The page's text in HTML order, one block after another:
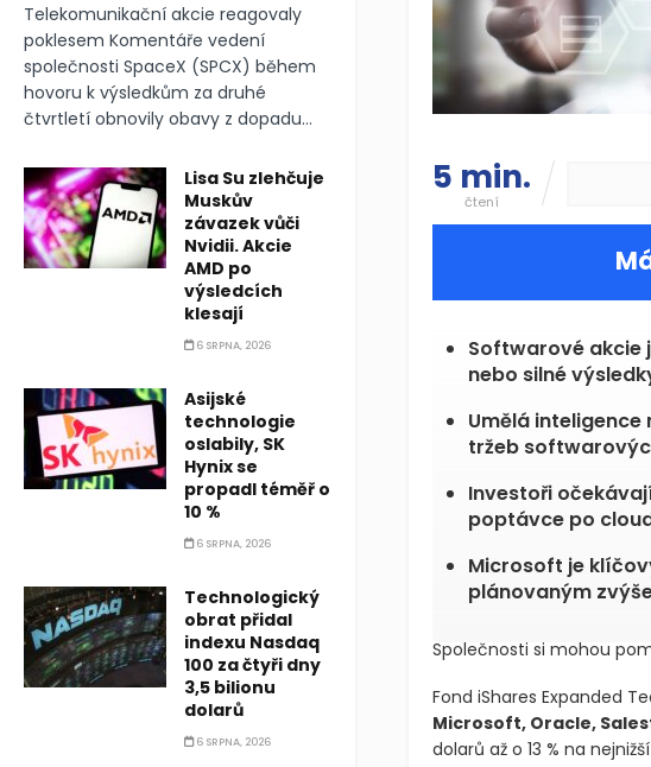
5 min.
čtení
Softwarové akcie
nebo silné
Umělá
tržeb
Investoři
poptávce po
Microsoft je
plánovaným
Společnosti si mohou
Fond iShares Expanded
Microsoft, Oracle,
dolarů až o 13 % na
Telekomunikační akcie reagovaly
poklesem Komentáře vedení
společnosti SpaceX (SPCX) během
hovoru k výsledkům za druhé
čtvrtletí obnovily obavy z dopadu...
Lisa Su zlehčuje
Muskův
závazek vůči
Nvidii. Akcie
AMD po
výsledcích
klesají
6 SRPNA, 2026
Asijské
technologie
oslabily, SK
Hynix se
propadl téměř o
10 %
6 SRPNA, 2026
Technologický
obrat přidal
indexu Nasdaq
100 za čtyři dny
3,5 bilionu
dolarů
6 SRPNA, 2026